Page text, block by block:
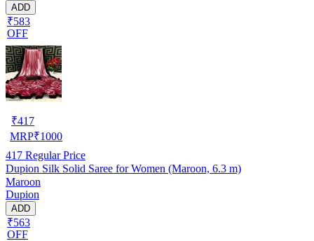
ADD
₹583
OFF
₹417
MRP₹1000
417 Regular Price
Dupion Silk Solid Saree for Women (Maroon, 6.3 m)
Maroon
Dupion
ADD
₹563
OFF